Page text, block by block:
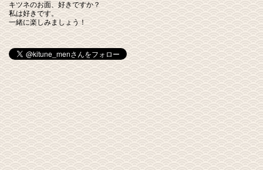
キツネのお面、好きですか？
私は好きです。
一緒に楽しみましょう！